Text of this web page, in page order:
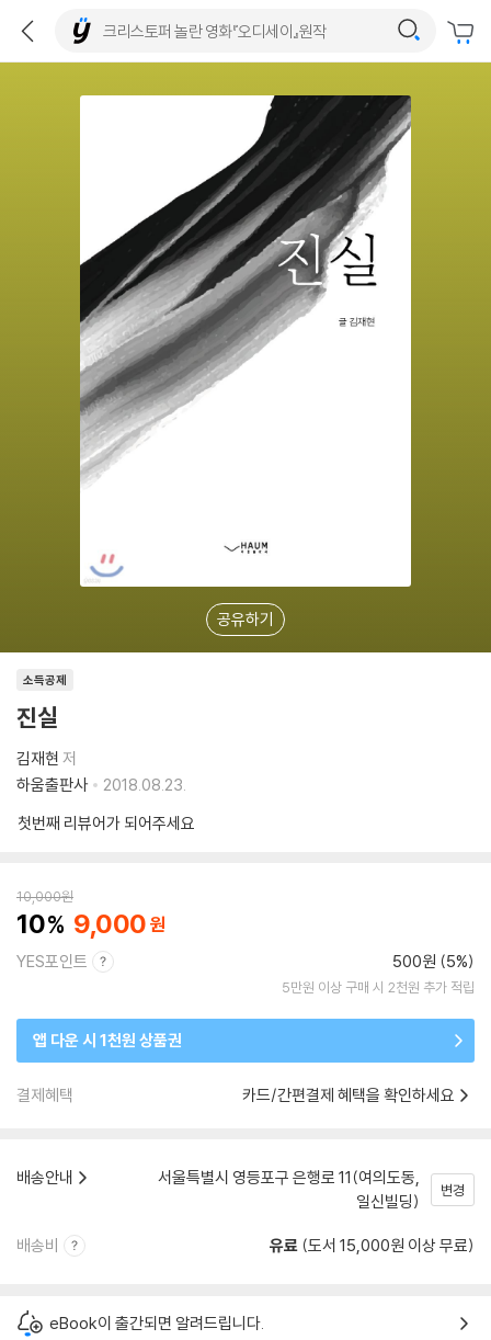
공유하기
소득공제
진실
김재현 저
하움출판사
2018.08.23.
첫번째 리뷰어가 되어주세요
10,000원
10 9,000
YES포인트 500원 (5%)
5만원 이상 구매 시 2천원 추가 적립
앱 다운 시 1천원 상품권
결제혜택 카드/간편결제 혜택을 확인하세요
배송안내
서울특별시 영등포구 은행로 11(여의도동,
일신빌딩)
변경
배송비 유료 (도서 15,000원 이상 무료)
eBook이 출간되면 알려드립니다.